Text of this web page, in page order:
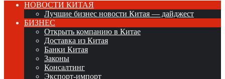
НОВОСТИ КИТАЯ
Лучшие бизнес новости Китая — дайджест
БИЗНЕС
Открыть компанию в Китае
Доставка из Китая
Банки Китая
Законы
Консалтинг
Экспорт-импорт